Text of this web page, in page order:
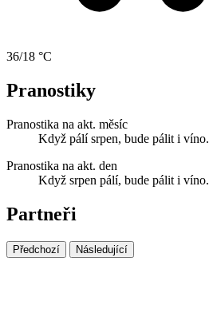
36/18 °C
Pranostiky
Pranostika na akt. měsíc
Když pálí srpen, bude pálit i víno.
Pranostika na akt. den
Když srpen pálí, bude pálit i víno.
Partneři
Předchozí Následující